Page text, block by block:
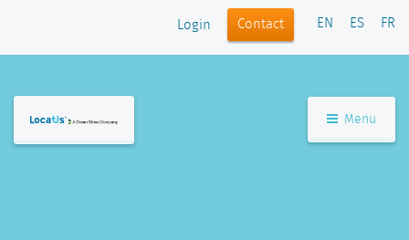
Login Contact EN ES FR
Menu